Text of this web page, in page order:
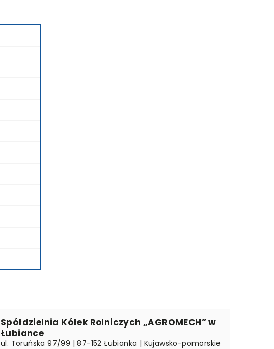
Spółdzielnia Kółek Rolniczych „AGROMECH” w
Łubiance
ul. Toruńska 97/99 | 87-152 Łubianka | Kujawsko-pomorskie